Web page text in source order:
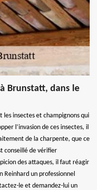
Brunstatt, dans le
insectes et champignons qui
l’invasion de ces insectes, il
de la charpente, que ce
conseillé de vérifier
des attaques, il faut réagir
Reinhard un professionnel
le et demandez-lui un